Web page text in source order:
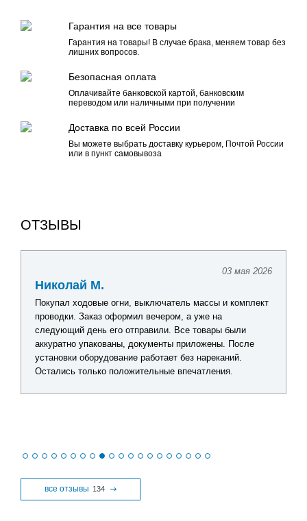
Гарантия на все товары
Гарантия на товары! В случае брака, меняем товар без
лишних вопросов.
Безопасная оплата
Оплачивайте банковской картой, банковским
переводом или наличными при получении
Доставка по всей России
Вы можете выбрать доставку курьером, Почтой России
или в пункт самовывоза
ОТЗЫВЫ
03 мая 2026
Николай М.
Покупал ходовые огни, выключатель массы и комплект
проводки. Заказ оформил вечером, а уже на
следующий день его отправили. Все товары были
аккуратно упакованы, документы приложены. После
установки оборудование работает без нареканий.
Остались только положительные впечатления.
все отзывы 134